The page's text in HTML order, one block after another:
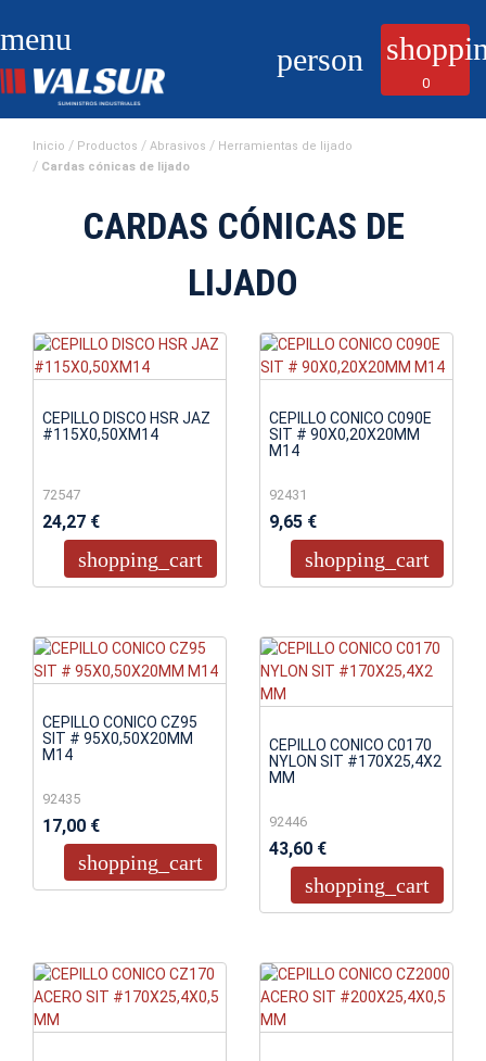
menu
person
0
Inicio Productos Abrasivos
Herramientas de lijado
Cardas cónicas de lijado
CARDAS CÓNICAS DE
LIJADO
CEPILLO DISCO HSR JAZ
#115X0,50XM14
72547
24,27 €
shopping_cart
CEPILLO CONICO C090E
SIT # 90X0,20X20MM
M14
92431
9,65 €
shopping_cart
CEPILLO CONICO CZ95
SIT # 95X0,50X20MM
M14
92435
17,00 €
shopping_cart
CEPILLO CONICO C0170
NYLON SIT #170X25,4X2
MM
92446
43,60 €
shopping_cart